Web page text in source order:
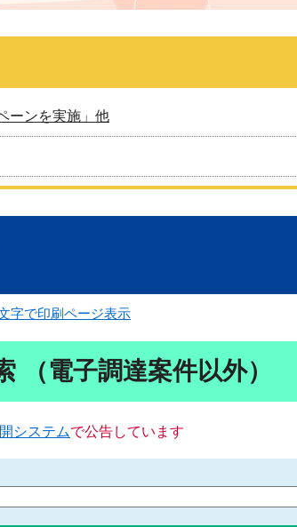
ーンを実施」他
字で印刷ページ表示
（電子調達案件以外）
システムで公告しています